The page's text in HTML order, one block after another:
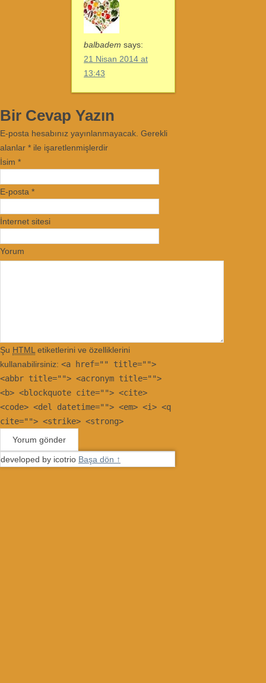
balbadem says:
21 Nisan 2014 at
13:43
Bir Cevap Yazın
E-posta hesabınız yayınlanmayacak. Gerekli
alanlar * ile işaretlenmişlerdir
İsim *
E-posta *
İnternet sitesi
Yorum
Şu HTML etiketlerini ve özelliklerini
kullanabilirsiniz: <a href="" title="">
<abbr title=""> <acronym title="">
<b> <blockquote cite=""> <cite>
<code> <del datetime=""> <em> <i> <q
cite=""> <strike> <strong>
developed by icotrio Başa dön ↑